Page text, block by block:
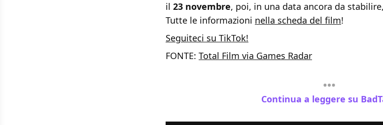
il 23 novembre, poi, in una data ancora da
Tutte le informazioni nella scheda del film!
Seguiteci su TikTok!
FONTE: Total Film via Games Radar
Continua a leggere su